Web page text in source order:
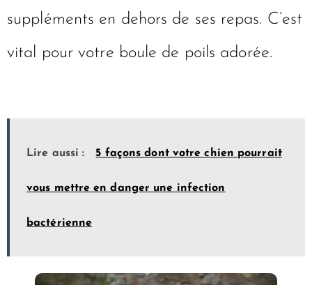
suppléments en dehors de ses repas. C’est
vital pour votre boule de poils adorée.
Lire aussi : 5 façons dont votre chien pourrait
vous mettre en danger une infection
bactérienne